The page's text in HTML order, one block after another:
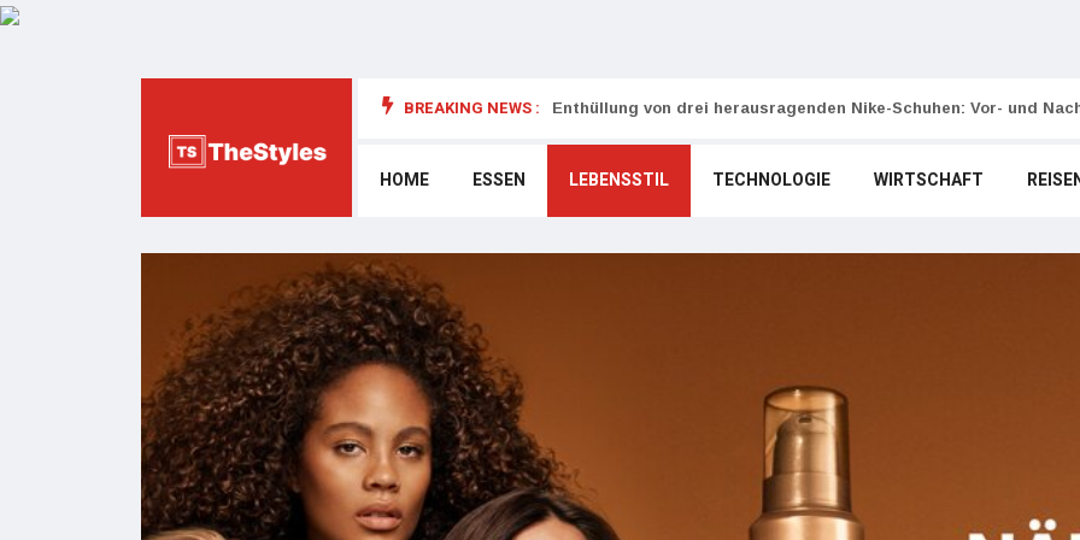
BREAKING NEWS : Enthüllung von drei herausragenden Nike-Schuhen: Vor- und
HOME ESSEN LEBENSSTIL TECHNOLOGIE WIRTSCHAFT